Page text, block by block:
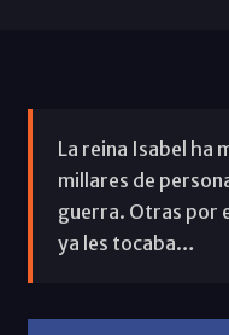
La reina Isabel ha
millares de
guerra. Otras por
ya les tocaba…